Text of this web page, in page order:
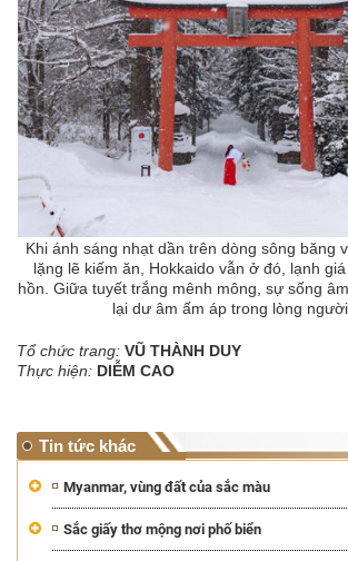
Khi ánh sáng nhạt dần trên dòng sông băng
lặng lẽ kiếm ăn, Hokkaido vẫn ở đó, lạnh
hồn. Giữa tuyết trắng mênh mông, sự sống
lại dư âm ấm áp trong lòng người
Tổ chức trang: VŨ THÀNH DUY
Thực hiện: DIỄM CAO
Tin tức khác
Myanmar, vùng đất của sắc màu
Sắc giấy thơ mộng nơi phố biển